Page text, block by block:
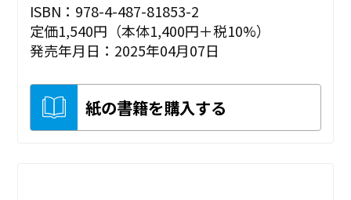
ISBN：978-4-487-81853-2
定価1,540円（本体1,400円＋税10%）
発売年月日：2025年04月07日
紙の書籍を購入する